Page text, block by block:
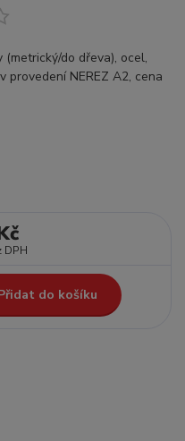
(metrický/do dřeva), ocel,
NEREZ A2, cena
DPH
do košíku